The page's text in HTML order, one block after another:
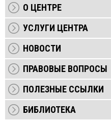
О ЦЕНТРЕ
УСЛУГИ ЦЕНТРА
НОВОСТИ
ПРАВОВЫЕ ВОПРОСЫ
ПОЛЕЗНЫЕ ССЫЛКИ
БИБЛИОТЕКА